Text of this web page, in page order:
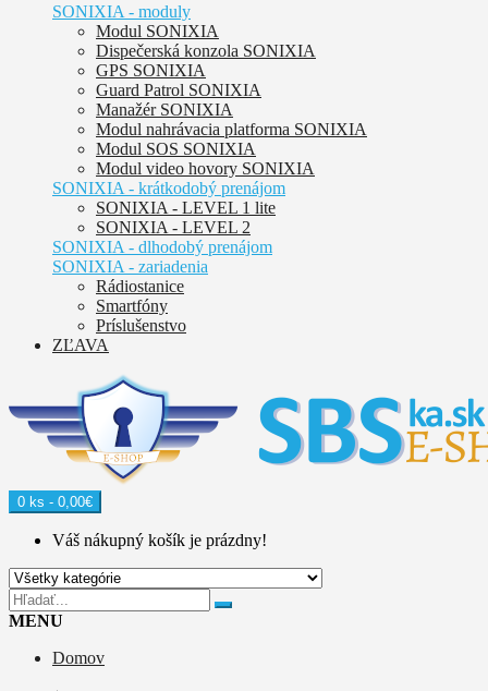
SONIXIA - moduly
Modul SONIXIA
Dispečerská konzola SONIXIA
GPS SONIXIA
Guard Patrol SONIXIA
Manažér SONIXIA
Modul nahrávacia platforma SONIXIA
Modul SOS SONIXIA
Modul video hovory SONIXIA
SONIXIA - krátkodobý prenájom
SONIXIA - LEVEL 1 lite
SONIXIA - LEVEL 2
SONIXIA - dlhodobý prenájom
SONIXIA - zariadenia
Rádiostanice
Smartfóny
Príslušenstvo
ZĽAVA
0 ks - 0,00€
Váš nákupný košík je prázdny!
MENU
Domov